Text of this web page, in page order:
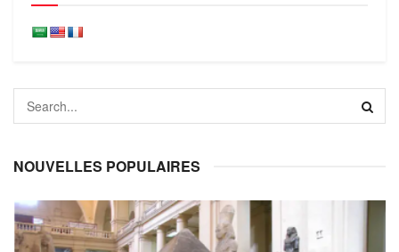
NOUVELLES POPULAIRES